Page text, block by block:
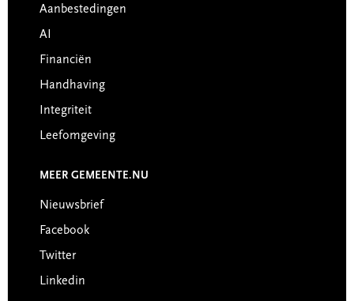
Aanbestedingen
AI
Financiën
Handhaving
Integriteit
Leefomgeving
MEER GEMEENTE.NU
Nieuwsbrief
Facebook
Twitter
Linkedin